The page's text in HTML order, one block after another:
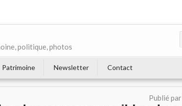
politique, photos
Patrimoine Newsletter Contact
Publié par